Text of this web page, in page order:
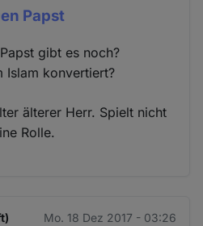
Papst
gibt es noch?
Islam konvertiert?
älterer Herr. Spielt nicht
Rolle.
Mo. 18 Dez 2017 - 03:26